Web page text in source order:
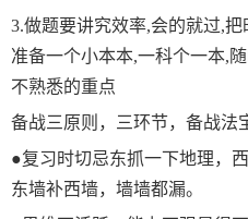
3.做题要讲究效率,会的就过,
准备一个小本本,一科个一本,
不熟悉的重点
备战三原则，三环节，备战法
●复习时切忌东抓一下地理，
东墙补西墙，墙墙都漏。